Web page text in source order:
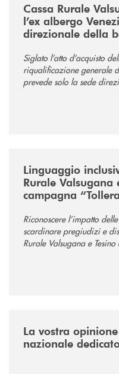
Cassa Rurale
l’ex albergo
direzionale della
Siglato l’atto d’acquisto
riqualificazione generale
prevede solo la sede
Linguaggio
Rurale Valsugana
campagna
Riconoscere l’impatto
scardinare pregiudizi e
Rurale Valsugana e
La vostra
nazionale